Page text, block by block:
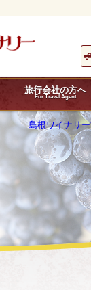
旅行会社の方へ
For Travel Agent
島根ワイナリー